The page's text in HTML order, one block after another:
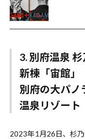
3. 別府温泉
新棟「宙館」
別府の大パノ
温泉リゾート
2023年1月26日、杉